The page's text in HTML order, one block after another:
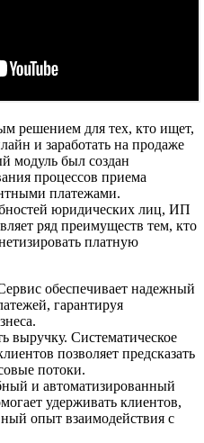
решением для тех, кто ищет,
и заработать на продаже
модуль был создан
процессов приема
платежами.
юридических лиц, ИП
ряд преимуществ тем, кто
платную
обеспечивает надежный
гарантируя
выручку. Систематическое
позволяет предсказать
потоки.
и автоматизированный
удерживать клиентов,
опыт взаимодействия с